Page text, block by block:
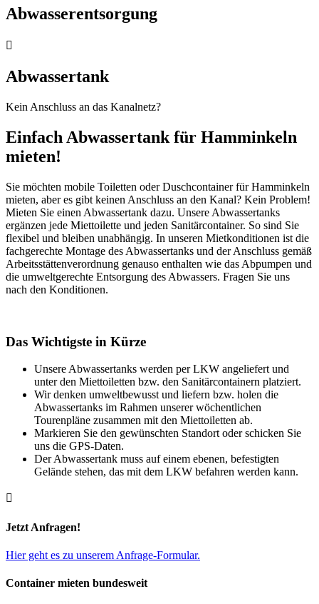
Abwasserentsorgung

Abwassertank
Kein Anschluss an das Kanalnetz?
Einfach Abwassertank für Hamminkeln
mieten!
Sie möchten mobile Toiletten oder Duschcontainer für Hamminkeln
mieten, aber es gibt keinen Anschluss an den Kanal? Kein Problem!
Mieten Sie einen Abwassertank dazu. Unsere Abwassertanks
ergänzen jede Miettoilette und jeden Sanitärcontainer. So sind Sie
flexibel und bleiben unabhängig. In unseren Mietkonditionen ist die
fachgerechte Montage des Abwassertanks und der Anschluss gemäß
Arbeitsstättenverordnung genauso enthalten wie das Abpumpen und
die umweltgerechte Entsorgung des Abwassers. Fragen Sie uns
nach den Konditionen.
Das Wichtigste in Kürze
Unsere Abwassertanks werden per LKW angeliefert und
unter den Miettoiletten bzw. den Sanitärcontainern platziert.
Wir denken umweltbewusst und liefern bzw. holen die
Abwassertanks im Rahmen unserer wöchentlichen
Tourenpläne zusammen mit den Miettoiletten ab.
Markieren Sie den gewünschten Standort oder schicken Sie
uns die GPS-Daten.
Der Abwassertank muss auf einem ebenen, befestigten
Gelände stehen, das mit dem LKW befahren werden kann.

Jetzt Anfragen!
Hier geht es zu unserem Anfrage-Formular.
Container mieten bundesweit